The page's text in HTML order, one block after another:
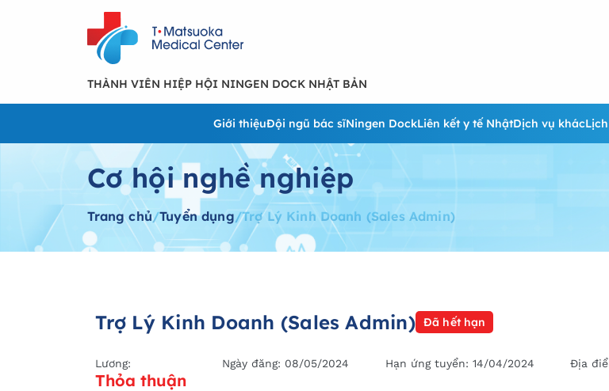
THÀNH VIÊN HIỆP HỘI NINGEN DOCK NHẬT BẢN
Giới thiệuĐội ngũ bác sĩNingen DockLiên kết y tế NhậtDịch vụ khác
Cơ hội nghề nghiệp
Trang chủ/Tuyển dụng/Trợ Lý Kinh Doanh (Sales Admin)
Trợ Lý Kinh Doanh (Sales Admin) Đã hết hạn
Lương:
Thỏa thuận
Ngày đăng: 08/05/2024 Hạn ứng tuyển: 14/04/2024 Địa